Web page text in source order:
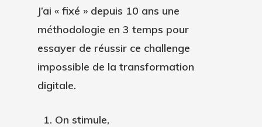
J’ai « fixé » depuis 10 ans une
méthodologie en 3 temps pour
essayer de réussir ce challenge
impossible de la transformation
digitale.
On stimule,